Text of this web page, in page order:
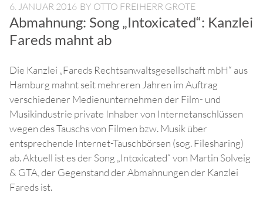
6. JANUAR 2016 BY OTTO FREIHERR GROTE
Abmahnung: Song „Intoxicated“: Kanzlei
Fareds mahnt ab
Die Kanzlei „Fareds Rechtsanwaltsgesellschaft mbH“ aus
Hamburg mahnt seit mehreren Jahren im Auftrag
verschiedener Medienunternehmen der Film- und
Musikindustrie private Inhaber von Internetanschlüssen
wegen des Tauschs von Filmen bzw. Musik über
entsprechende Internet-Tauschbörsen (sog. Filesharing)
ab. Aktuell ist es der Song „Intoxicated“ von Martin Solveig
& GTA, der Gegenstand der Abmahnungen der Kanzlei
Fareds ist.